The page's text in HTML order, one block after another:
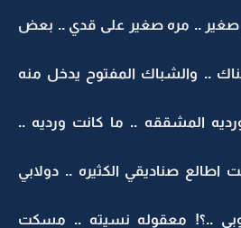
صغير .. مره صغير على قدي .. بعض
.. والشباك المفتوح يدخل منه
المشققه .. ما كانت ورديه ..
اطالع صناديقي الكثيره .. دولابي
..؟! معقوله نسيته .. مسكت